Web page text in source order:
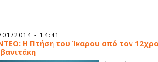
01/2014 - 14:41
Η Πτήση του Ίκαρου από τον